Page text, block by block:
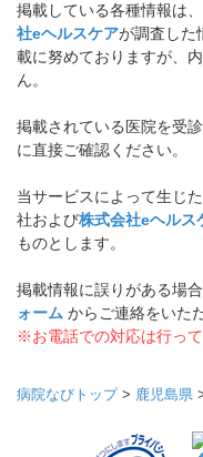
掲載している各種情報は
社eヘルスケアが調査した
載に努めておりますが、
ん。
掲載されている医院を受
に直接ご確認ください。
当サービスによって生じ
社および株式会社eヘルス
ものとします。
掲載情報に誤りがある場
ォーム からご連絡をいた
※お電話での対応は行っ
病院なびトップ> 鹿児島県